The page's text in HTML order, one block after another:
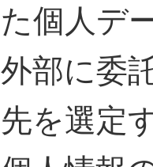
た個人デ
外部に委
先を選定